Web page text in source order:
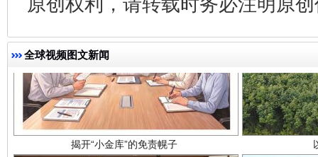
全球视频图文新闻揭开“小金库”的免责幌子